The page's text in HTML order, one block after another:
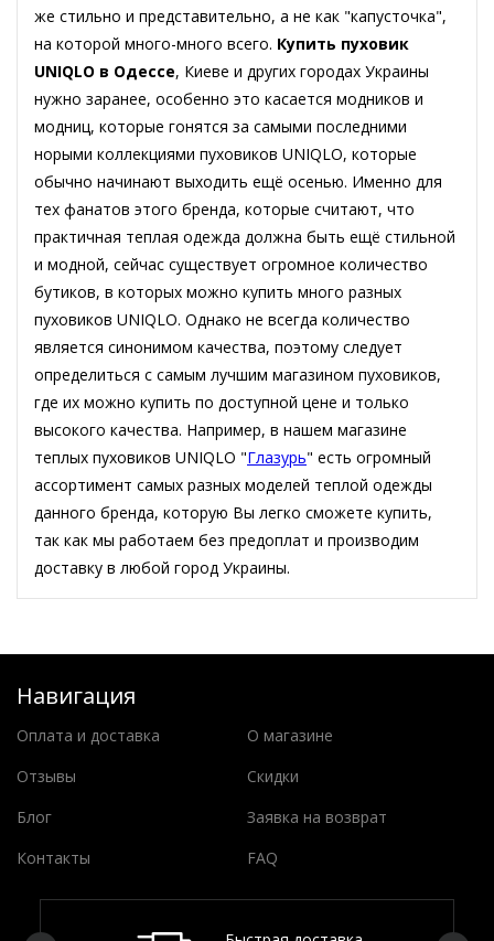
же стильно и представительно, а не как "капусточка",
на которой много-много всего. Купить пуховик
UNIQLO в Одессе, Киеве и других городах Украины
нужно заранее, особенно это касается модников и
модниц, которые гонятся за самыми последними
норыми коллекциями пуховиков UNIQLO, которые
обычно начинают выходить ещё осенью. Именно для
тех фанатов этого бренда, которые считают, что
практичная теплая одежда должна быть ещё стильной
и модной, сейчас существует огромное количество
бутиков, в которых можно купить много разных
пуховиков UNIQLO. Однако не всегда количество
является синонимом качества, поэтому следует
определиться с самым лучшим магазином пуховиков,
где их можно купить по доступной цене и только
высокого качества. Например, в нашем магазине
теплых пуховиков UNIQLO "Глазурь" есть огромный
ассортимент самых разных моделей теплой одежды
данного бренда, которую Вы легко сможете купить,
так как мы работаем без предоплат и производим
доставку в любой город Украины.
Навигация
Оплата и доставка
О магазине
Отзывы
Скидки
Блог
Заявка на возврат
Контакты
FAQ